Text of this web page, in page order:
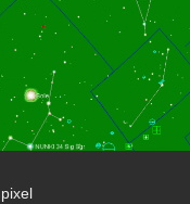
pixel